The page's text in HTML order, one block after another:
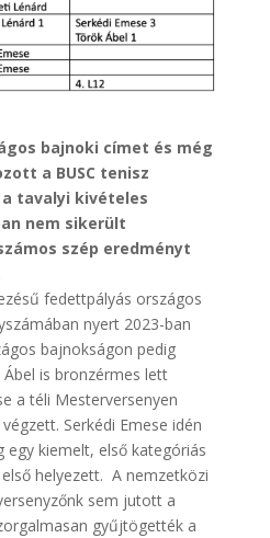
bajnoki címet és még
a BUSC tenisz
tavalyi kivételes
nem sikerült
szép eredményt
fedettpályás országos
nyert 2023-ban
bajnokságon pedig
is bronzérmes lett
a téli Mesterversenyen
Serkédi Emese idén
kiemelt, első kategóriás
helyezett. A nemzetközi
sem jutott a
gyűjtögették a